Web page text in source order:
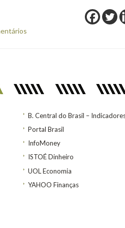
B. Central do Brasil –
Portal Brasil
InfoMoney
ISTOÉ Dinheiro
UOL Economia
YAHOO Finanças